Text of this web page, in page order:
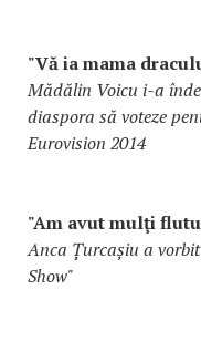
"Vă ia mama
Mădălin Voicu i-a
diaspora să voteze
Eurovision 2014
"Am avut mulţi
Anca Țurcașiu a
Show"